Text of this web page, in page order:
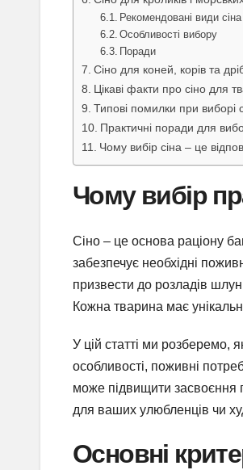
Рекомендовані види сіна
Особливості вибору
Поради
Сіно для коней, корів та
Цікаві факти про сіно для
Типові помилки при виборі
Практичні поради для
Чому вибір сіна – це
Чому вибір
Сіно – це основа раціону
забезпечує необхідні
призвести до розладів
Кожна тварина має
У цій статті ми розберемо,
особливості, поживні
може підвищити засвоєння
для ваших улюбленців чи
Основні